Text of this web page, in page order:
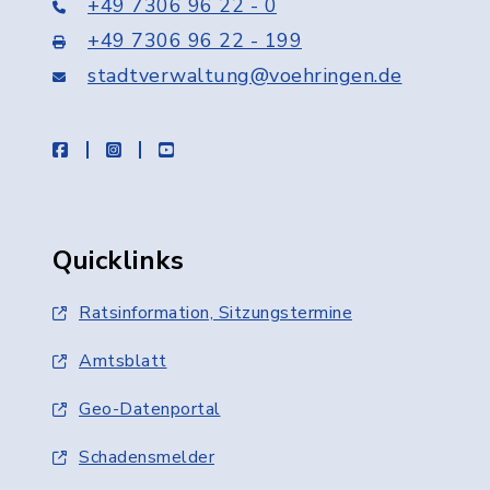
+49 7306 96 22 - 0
+49 7306 96 22 - 199
stadtverwaltung@voehringen.de
facebookinstagramyoutube
Quicklinks
Ratsinformation, Sitzungstermine
Amtsblatt
Geo-Datenportal
Schadensmelder